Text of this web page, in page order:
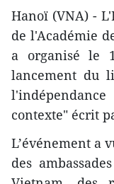
Hanoï (VNA) -
de l'Académie
a organisé le
lancement du
contexte" écrit
L’événement a
des